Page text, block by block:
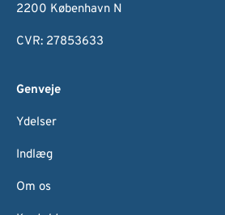
2200 København N
CVR: 27853633
Genveje
Ydelser
Indlæg
Om os